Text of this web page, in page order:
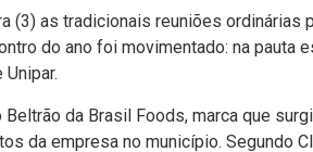
(3) as tradicionais reuniões
do ano foi movimentado: na
da Brasil Foods, marca que
da empresa no municí­pio. Segundo